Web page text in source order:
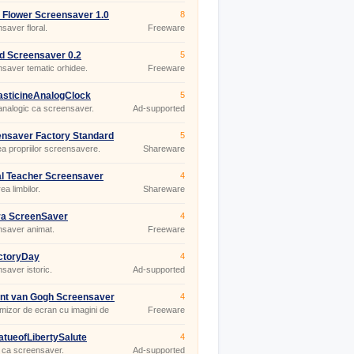
Flower Screensaver 1.0
floral.
8
Freeware
Screensaver 0.2
tematic orhidee.
5
Freeware
ca screensaver.
5
Ad-supported
Factory Standard
propriilor screensavere.
5
Shareware
Teacher Screensaver
limbilor.
4
Shareware
ScreenSaver
animat.
4
Freeware
istoric.
4
Ad-supported
van Gogh Screensaver
de ecran cu imagini de
4
Freeware
ca screensaver.
4
Ad-supported